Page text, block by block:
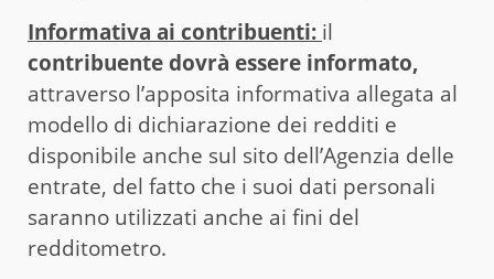
Informativa ai contribuenti: il
contribuente dovrà essere informato,
attraverso l’apposita informativa allegata al
modello di dichiarazione dei redditi e
disponibile anche sul sito dell’Agenzia delle
entrate, del fatto che i suoi dati personali
saranno utilizzati anche ai fini del
redditometro.